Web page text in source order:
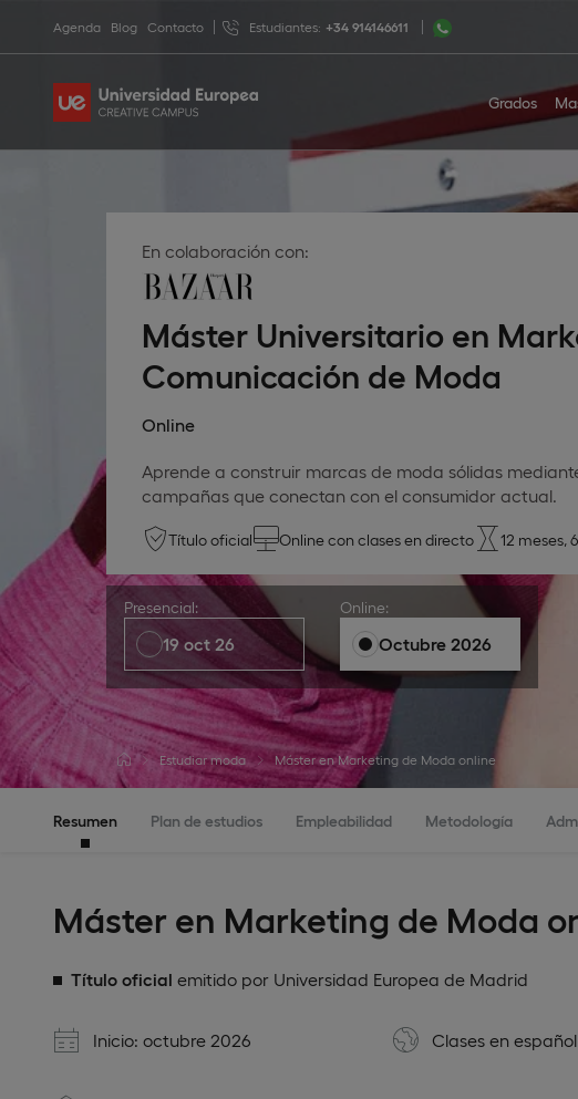
Agenda Blog Contacto Estudiantes: +34 914146611
Grados
En colaboración con:
Máster Universitario en
Comunicación de Moda
Online
Aprende a construir marcas de moda sólidas
campañas que conectan con el consumidor actual.
Título oficial Online con clases en directo 12 meses,
Presencial:
19 oct 26
Online:
Octubre 2026
Estudiar moda Máster en Marketing de Moda online
Resumen Plan de estudios Empleabilidad Metodología
Máster en Marketing de Moda
Título oficial emitido por Universidad Europea de Madrid
Inicio: octubre 2026 Clases en español